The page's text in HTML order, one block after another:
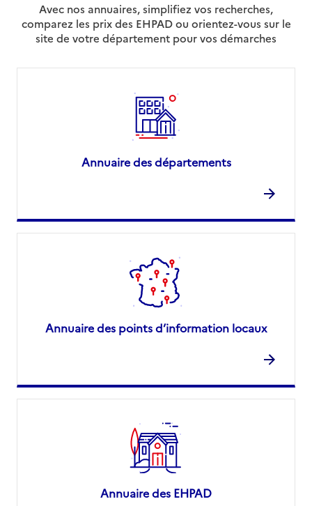
Avec nos annuaires, simplifiez vos recherches,
comparez les prix des EHPAD ou orientez-vous sur le
site de votre département pour vos démarches
Annuaire des départements
Annuaire des points d’information locaux
Annuaire des EHPAD